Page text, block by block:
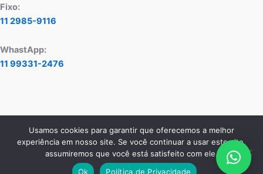
Fixo:
11 2985-9116
WhastApp:
11 99331-2476
Copyright © 2026 Assistência Técnica Electrolux - Central de
Atendimento:11 2985-9116- WhatsApp: 11 99331-2476
Usamos cookies para garantir que oferecemos a melhor
experiência em nosso site. Se você continuar a usar este site,
assumiremos que você está satisfeito com ele.
Ok
Política de Privacidade